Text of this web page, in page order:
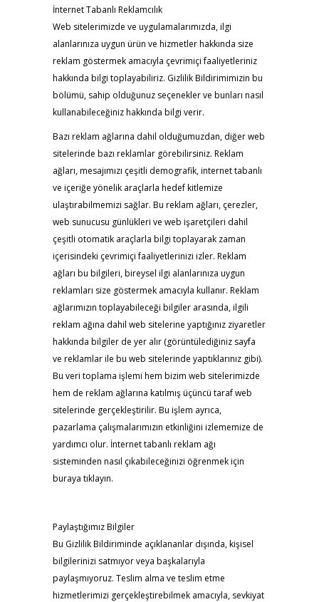
İnternet Tabanlı Reklamcılık
Web sitelerimizde ve uygulamalarımızda, ilgi
alanlarınıza uygun ürün ve hizmetler hakkında size
reklam göstermek amacıyla çevrimiçi faaliyetleriniz
hakkında bilgi toplayabiliriz. Gizlilik Bildirimimizin bu
bölümü, sahip olduğunuz seçenekler ve bunları nasıl
kullanabileceğiniz hakkında bilgi verir.
Bazı reklam ağlarına dahil olduğumuzdan, diğer web
sitelerinde bazı reklamlar görebilirsiniz. Reklam
ağları, mesajımızı çeşitli demografik, internet tabanlı
ve içeriğe yönelik araçlarla hedef kitlemize
ulaştırabilmemizi sağlar. Bu reklam ağları, çerezler,
web sunucusu günlükleri ve web işaretçileri dahil
çeşitli otomatik araçlarla bilgi toplayarak zaman
içerisindeki çevrimiçi faaliyetlerinizi izler. Reklam
ağları bu bilgileri, bireysel ilgi alanlarınıza uygun
reklamları size göstermek amacıyla kullanır. Reklam
ağlarımızın toplayabileceği bilgiler arasında, ilgili
reklam ağına dahil web sitelerine yaptığınız ziyaretler
hakkında bilgiler de yer alır (görüntülediğiniz sayfa
ve reklamlar ile bu web sitelerinde yaptıklarınız gibi).
Bu veri toplama işlemi hem bizim web sitelerimizde
hem de reklam ağlarına katılmış üçüncü taraf web
sitelerinde gerçekleştirilir. Bu işlem ayrıca,
pazarlama çalışmalarımızın etkinliğini izlememize de
yardımcı olur. İnternet tabanlı reklam ağı
sisteminden nasıl çıkabileceğinizi öğrenmek için
buraya tıklayın.
Paylaştığımız Bilgiler
Bu Gizlilik Bildiriminde açıklananlar dışında, kişisel
bilgilerinizi satmıyor veya başkalarıyla
paylaşmıyoruz. Teslim alma ve teslim etme
hizmetlerimizi gerçekleştirebilmek amacıyla, sevkiyat